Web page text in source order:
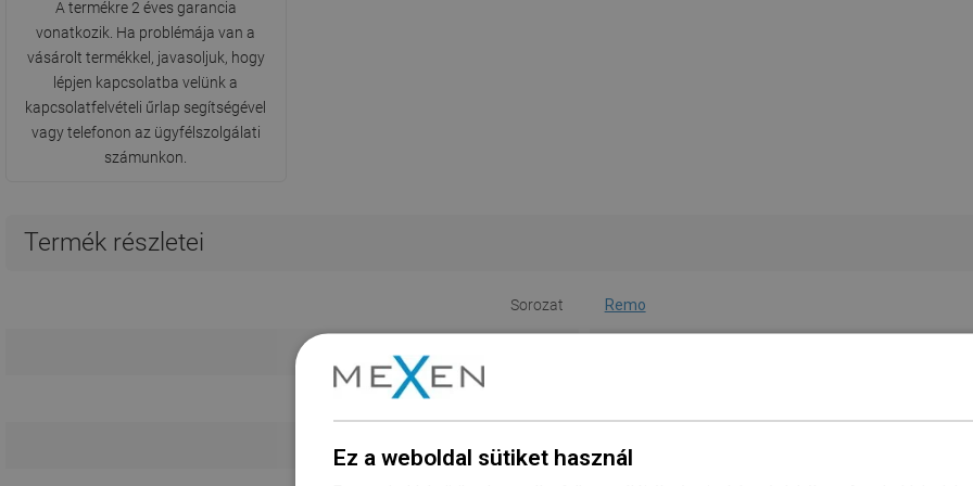
A termékre 2 éves garancia
vonatkozik. Ha problémája van a
vásárolt termékkel, javasoljuk, hogy
lépjen kapcsolatba velünk a
kapcsolatfelvételi űrlap segítségével
vagy telefonon az ügyfélszolgálati
számunkon.
Termék részletei
Sorozat Remo
Ez a weboldal sütiket használ